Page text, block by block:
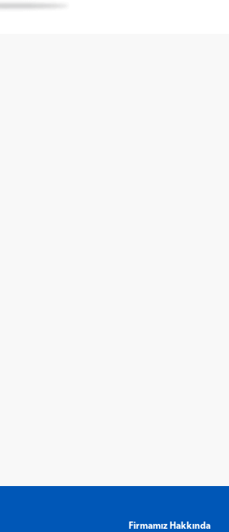
Firmamız Hakkında